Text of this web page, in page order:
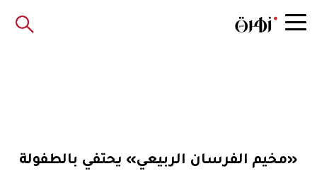
«مخيم الفرسان الربيعي» يحتفي بالطفولة